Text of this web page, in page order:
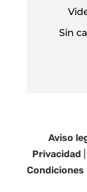
Sin
Aviso
Privacidad
Condiciones